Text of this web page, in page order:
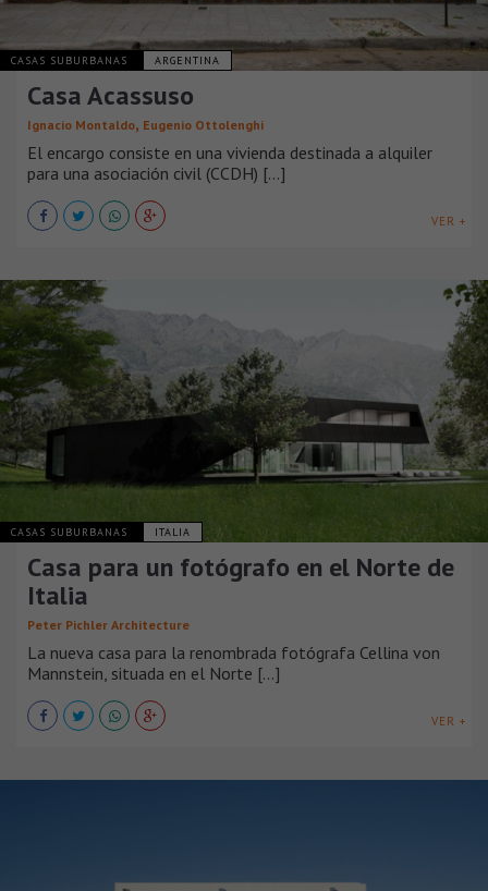
CASAS SUBURBANAS ARGENTINA
Casa Acassuso
Ignacio Montaldo, Eugenio Ottolenghi
El encargo consiste en una vivienda destinada a alquiler
para una asociación civil (CCDH) [...]
VER +
CASAS SUBURBANAS ITALIA
Casa para un fotógrafo en el Norte de
Italia
Peter Pichler Architecture
La nueva casa para la renombrada fotógrafa Cellina von
Mannstein, situada en el Norte [...]
VER +